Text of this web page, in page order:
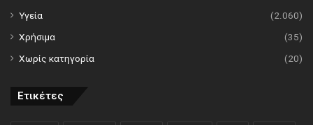
Υγεία
(2.060)
Χρήσιμα
(35)
Χωρίς κατηγορία
(20)
Ετικέτες